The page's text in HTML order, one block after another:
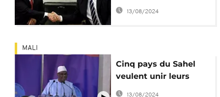
égypto-américains
13/08/2024
MALI
Cinq pays du Sahel
veulent unir leurs
forces contre le
13/08/2024